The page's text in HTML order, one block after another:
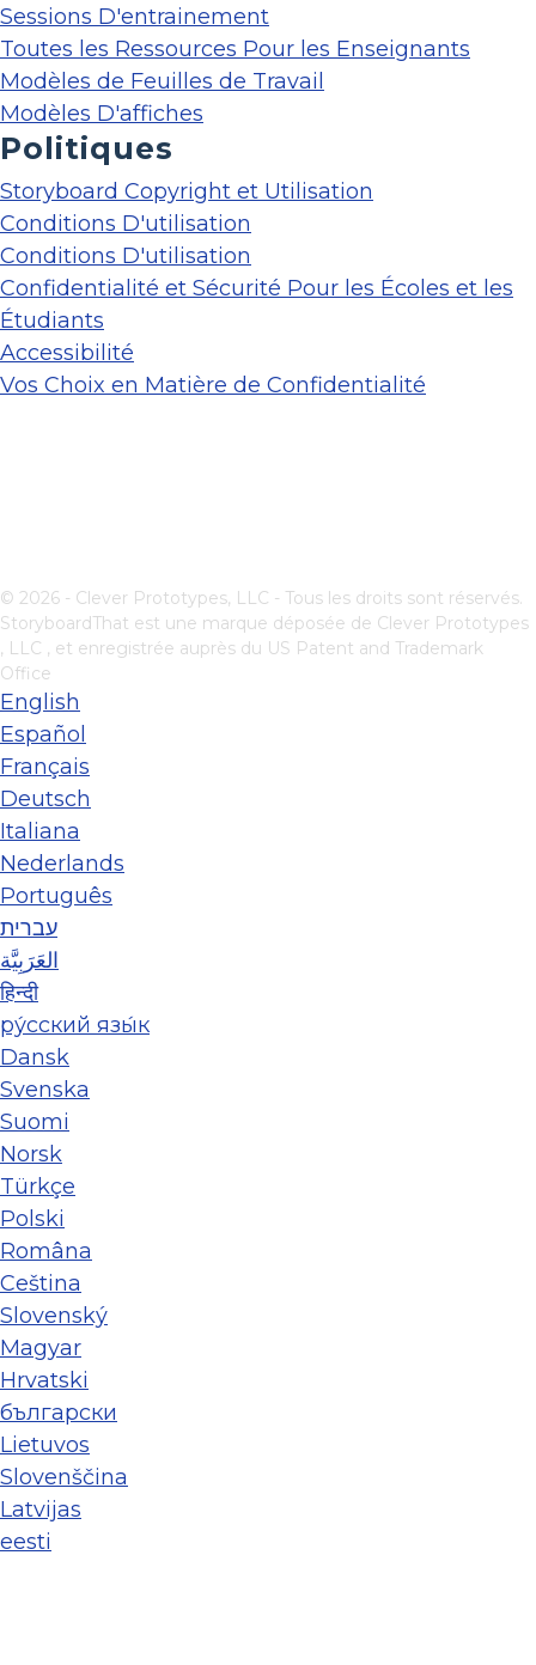
Sessions D'entrainement
Toutes les Ressources Pour les Enseignants
Modèles de Feuilles de Travail
Modèles D'affiches
Politiques
Storyboard Copyright et Utilisation
Conditions D'utilisation
Conditions D'utilisation
Confidentialité et Sécurité Pour les Écoles et les
Étudiants
Accessibilité
Vos Choix en Matière de Confidentialité
© 2026 - Clever Prototypes, LLC - Tous les droits sont réservés.
StoryboardThat est une marque déposée de Clever Prototypes
, LLC , et enregistrée auprès du US Patent and Trademark
Office
English
Español
Français
Deutsch
Italiana
Nederlands
Português
עברית
العَرَبِيَّة
हिन्दी
ру́сский язы́к
Dansk
Svenska
Suomi
Norsk
Türkçe
Polski
Româna
Ceština
Slovenský
Magyar
Hrvatski
български
Lietuvos
Slovenščina
Latvijas
eesti